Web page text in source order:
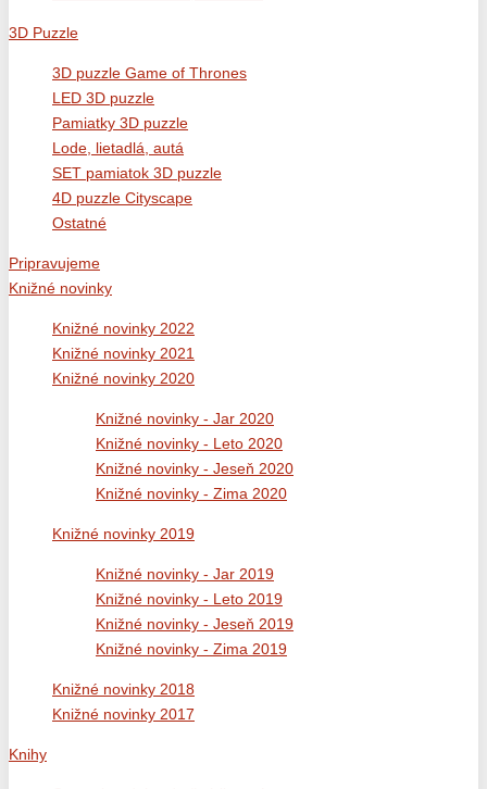
3D Puzzle
3D puzzle Game of Thrones
LED 3D puzzle
Pamiatky 3D puzzle
Lode, lietadlá, autá
SET pamiatok 3D puzzle
4D puzzle Cityscape
Ostatné
Pripravujeme
Knižné novinky
Knižné novinky 2022
Knižné novinky 2021
Knižné novinky 2020
Knižné novinky - Jar 2020
Knižné novinky - Leto 2020
Knižné novinky - Jeseň 2020
Knižné novinky - Zima 2020
Knižné novinky 2019
Knižné novinky - Jar 2019
Knižné novinky - Leto 2019
Knižné novinky - Jeseň 2019
Knižné novinky - Zima 2019
Knižné novinky 2018
Knižné novinky 2017
Knihy